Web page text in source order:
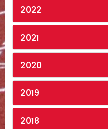
2022
2021
2020
2019
2018